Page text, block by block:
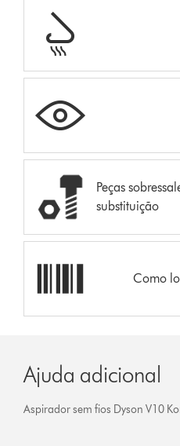
Peças
substituição
Como
Ajuda adicional
Aspirador sem fios Dyson V10